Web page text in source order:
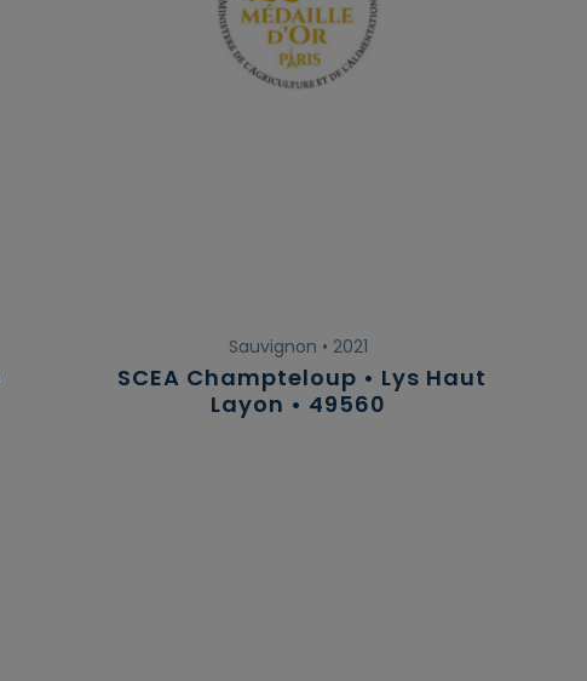
Sauvignon • 2021
SCEA Champteloup • Lys Haut
Layon • 49560